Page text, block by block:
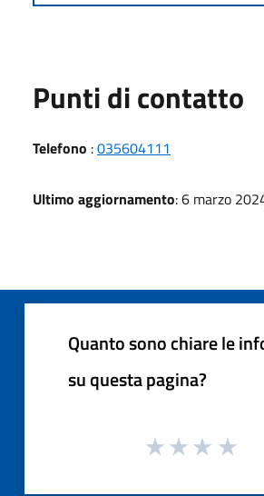
Punti di contatto
Telefono :035604111
Ultimo aggiornamento: 6 marzo
Quanto sono chiare le
su questa pagina?